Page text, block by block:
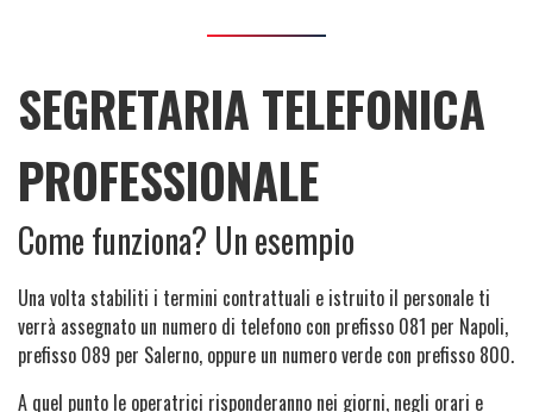
SEGRETARIA TELEFONICA
PROFESSIONALE
Come funziona? Un esempio
Una volta stabiliti i termini contrattuali e istruito il personale ti
verrà assegnato un numero di telefono con prefisso 081 per Napoli,
prefisso 089 per Salerno, oppure un numero verde con prefisso 800.
A quel punto le operatrici risponderanno nei giorni, negli orari e